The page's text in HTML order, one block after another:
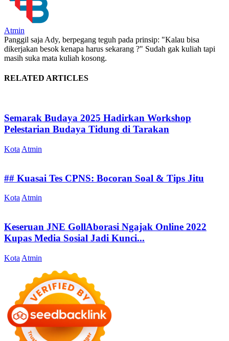
Atmin
Panggil saja Ady, berpegang teguh pada prinsip: "Kalau bisa
dikerjakan besok kenapa harus sekarang ?" Sudah gak kuliah tapi
masih suka mata kuliah kosong.
RELATED ARTICLES
Semarak Budaya 2025 Hadirkan Workshop
Pelestarian Budaya Tidung di Tarakan
Kota Atmin
## Kuasai Tes CPNS: Bocoran Soal & Tips Jitu
Kota Atmin
Keseruan JNE GollAborasi Ngajak Online 2022
Kupas Media Sosial Jadi Kunci...
Kota Atmin